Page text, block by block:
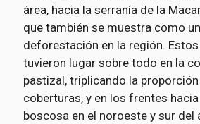
área, hacia la serranía de la
que también se muestra como
deforestación en la región.
tuvieron lugar sobre todo en la
pastizal, triplicando la
coberturas, y en los frentes
boscosa en el noroeste y sur del